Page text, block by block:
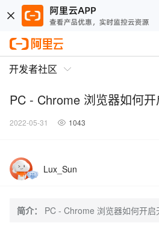
开发者社区
PC - Chrome 浏览器如何开
2022-05-31 1043
Lux_Sun
简介： PC - Chrome 浏览器如何开启